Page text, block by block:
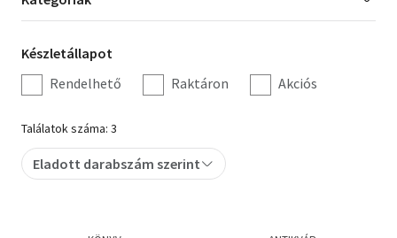
Hobbi, szabadidő
Irodalom
Művészet
Szakkönyv
szűrés
Készletállapot
szűrés
Készletállapot
Rendelhető
Raktáron Akciós
Találatok száma: 3
Eladott darabszám szerint